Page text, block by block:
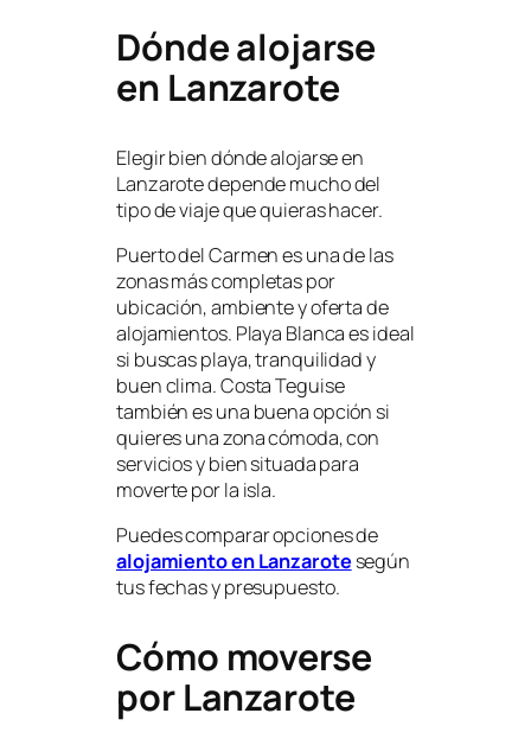
Dónde alojarse
en Lanzarote
Elegir bien dónde alojarse en
Lanzarote depende mucho del
tipo de viaje que quieras hacer.
Puerto del Carmen es una de las
zonas más completas por
ubicación, ambiente y oferta de
alojamientos. Playa Blanca es ideal
si buscas playa, tranquilidad y
buen clima. Costa Teguise
también es una buena opción si
quieres una zona cómoda, con
servicios y bien situada para
moverte por la isla.
Puedes comparar opciones de
alojamiento en Lanzarotesegún
tus fechas y presupuesto.
Cómo moverse
por Lanzarote